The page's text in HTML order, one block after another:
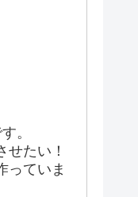
。
せたい！
っていま